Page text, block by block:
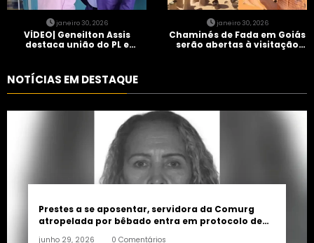
janeiro 30, 2026
VÍDEO| Geneilton Assis
destaca união do PL e
janeiro 30, 2026
Chaminés de Fada em Goiás
serão abertas à visitação
NOTÍCIAS EM DESTAQUE
Prestes a se aposentar, servidora da Comurg
atropelada por bêbado entra em protocolo de
junho 29, 2026 0 Comentários